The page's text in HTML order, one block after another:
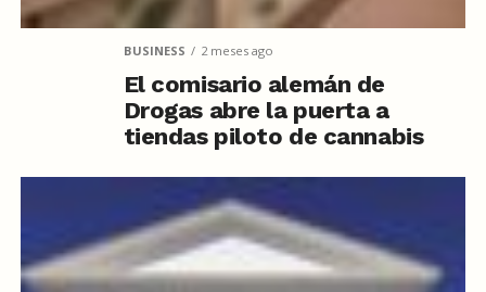
BUSINESS 2 meses ago
El comisario alemán de
Drogas abre la puerta a
tiendas piloto de cannabis